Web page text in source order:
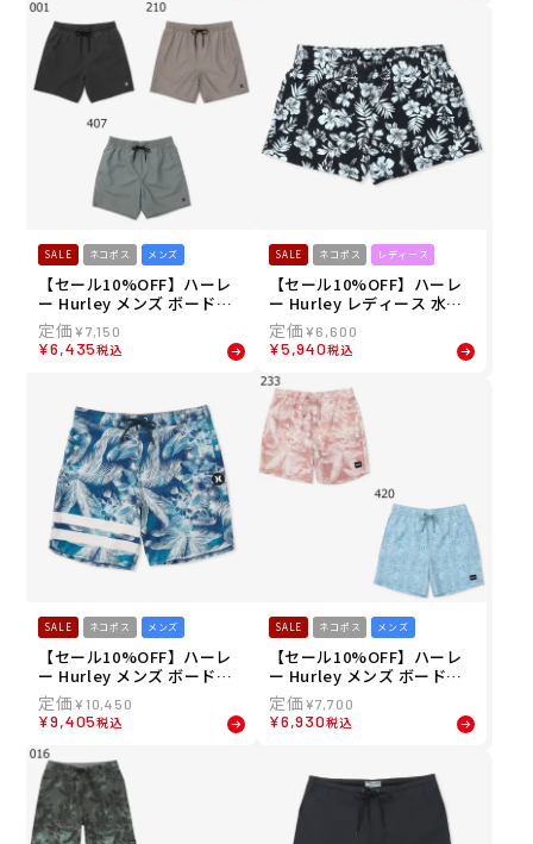
SALE ネコポス メンズ
【セール10%OFF】ハーレ
ー Hurley メンズ ボードシ
ョーツ トランクス ワンアン
ドオンリー ヴィンテージ ボ
レー 17" MBS07917 26SU
¥7,150
¥6,435税込
SALE ネコポス レディース
【セール10%OFF】ハーレ
ー Hurley レディース 水着
リブ ポケット ボードショー
ツ サーフパンツ WBS24210
43 26SU
¥6,600
¥5,940税込
SALE ネコポス メンズ
【セール10%OFF】ハーレ
ー Hurley メンズ ボードシ
ョーツ トランクス PHANTO
M エコ ブロックパーティ エ
ンジニアード 18" MBS0841
2 26SU
¥10,450
¥9,405税込
SALE ネコポス メンズ
【セール10%OFF】ハーレ
ー Hurley メンズ ボードシ
ョーツ トランクス キャノン
ボール ボレー 17" MBS084
05 26SU
¥7,700
¥6,930税込